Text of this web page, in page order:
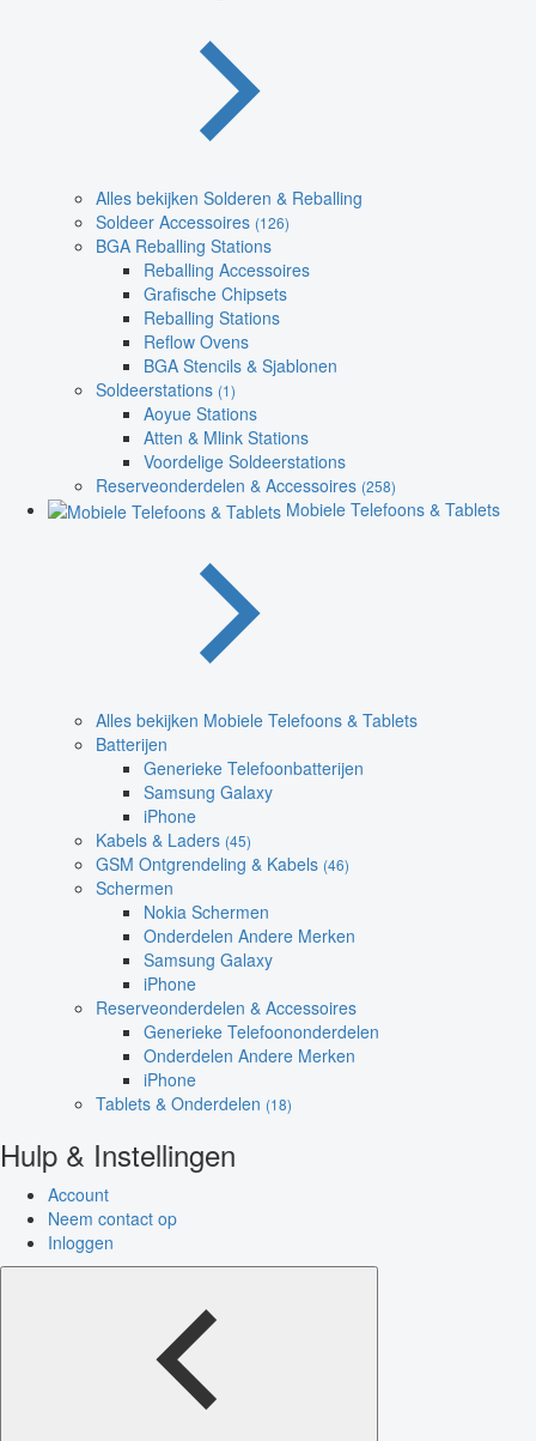
Alles bekijken Solderen & Reballing
Soldeer Accessoires (126)
BGA Reballing Stations
Reballing Accessoires
Grafische Chipsets
Reballing Stations
Reflow Ovens
BGA Stencils & Sjablonen
Soldeerstations (1)
Aoyue Stations
Atten & Mlink Stations
Voordelige Soldeerstations
Reserveonderdelen & Accessoires (258)
Mobiele Telefoons & Tablets
Alles bekijken Mobiele Telefoons & Tablets
Batterijen
Generieke Telefoonbatterijen
Samsung Galaxy
iPhone
Kabels & Laders (45)
GSM Ontgrendeling & Kabels (46)
Schermen
Nokia Schermen
Onderdelen Andere Merken
Samsung Galaxy
iPhone
Reserveonderdelen & Accessoires
Generieke Telefoononderdelen
Onderdelen Andere Merken
iPhone
Tablets & Onderdelen (18)
Hulp & Instellingen
Account
Neem contact op
Inloggen